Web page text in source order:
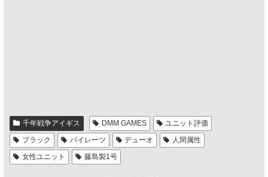
千年戦争アイギス DMM GAMES
ユニット評価
ブラック
パイレーツ デューオ
人間属性
女性ユニット
藤島製1号